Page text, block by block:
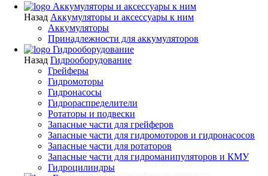
Аккумуляторы и аксессуары к ним
Назад Аккумуляторы и аксессуары к ним
Аккумуляторы
Принадлежности для аккумуляторов
Гидрооборудование
Назад Гидрооборудование
Грейферы
Гидромоторы
Гидронасосы
Гидрораспределители
Ротаторы и подвески
Запасные части для грейферов
Запасные части для гидромоторов и гидронасосов
Запасные части для ротаторов
Запасные части для гидроманипуляторов и КМУ
Гидроцилиндры